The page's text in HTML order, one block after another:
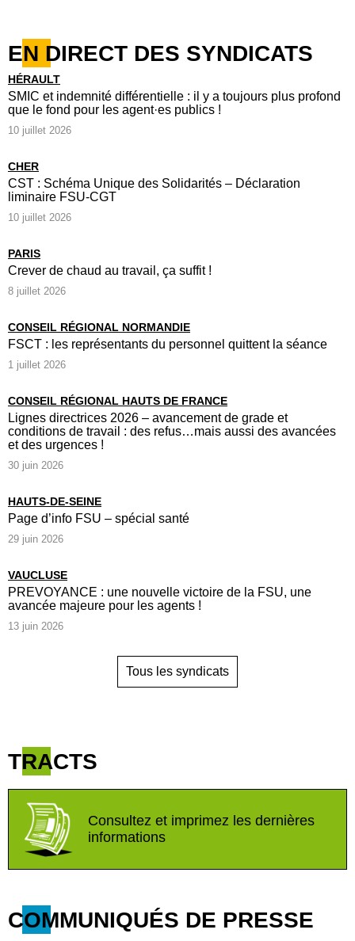
EN DIRECT DES SYNDICATS
HÉRAULT
SMIC et indemnité différentielle : il y a toujours plus profond
que le fond pour les agent·es publics !
10 juillet 2026
CHER
CST : Schéma Unique des Solidarités – Déclaration
liminaire FSU-CGT
10 juillet 2026
PARIS
Crever de chaud au travail, ça suffit !
8 juillet 2026
CONSEIL RÉGIONAL NORMANDIE
FSCT : les représentants du personnel quittent la séance
1 juillet 2026
CONSEIL RÉGIONAL HAUTS DE FRANCE
Lignes directrices 2026 – avancement de grade et
conditions de travail : des refus…mais aussi des avancées
et des urgences !
30 juin 2026
HAUTS-DE-SEINE
Page d’info FSU – spécial santé
29 juin 2026
VAUCLUSE
PREVOYANCE : une nouvelle victoire de la FSU, une
avancée majeure pour les agents !
13 juin 2026
Tous les syndicats
TRACTS
Consultez et imprimez les dernières
informations
COMMUNIQUÉS DE PRESSE